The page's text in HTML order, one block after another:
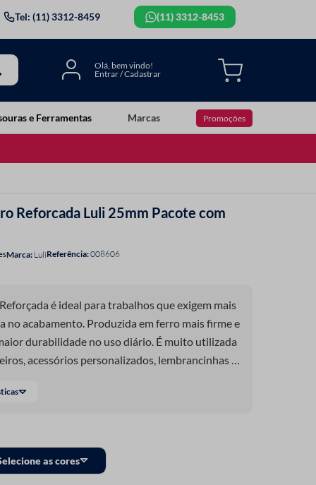
Tel: (11) 3312-8459 (11) 3312-8453
e Ferramentas Marcas Promoções
Reforcada Luli 25mm Pacote com
LuliReferência:008606
é ideal para trabalhos que exigem mais
no acabamento. Produzida em ferro mais firme e
durabilidade no uso diário. É muito utilizada
acessórios personalizados, lembrancinhas e
de aplicações. Indicada para peças que
as cores